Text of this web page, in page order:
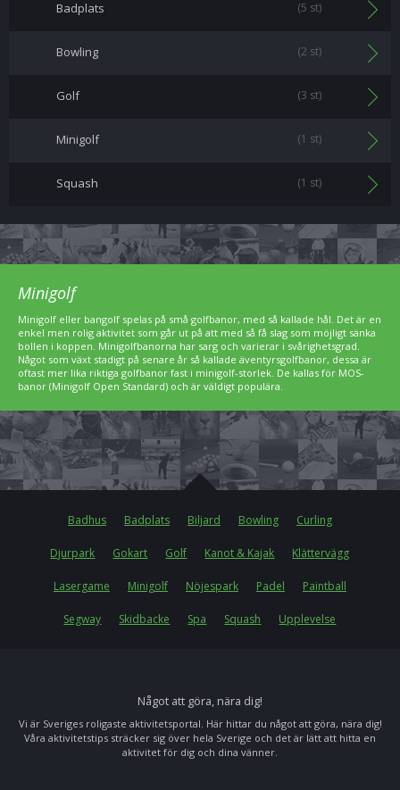
Badplats (5 st)
Bowling (2 st)
Golf (3 st)
Minigolf (1 st)
Squash (1 st)
Minigolf
Minigolf eller bangolf spelas på små golfbanor, med så kallade hål. Det är en
enkel men rolig aktivitet som går ut på att med så få slag som möjligt sänka
bollen i koppen. Minigolfbanorna har sarg och varierar i svårighetsgrad.
Något som växt stadigt på senare år så kallade äventyrsgolfbanor, dessa är
oftast mer lika riktiga golfbanor fast i minigolf-storlek. De kallas för MOS-
banor (Minigolf Open Standard) och är väldigt populära.
Badhus Badplats Biljard Bowling Curling
Djurpark Gokart Golf Kanot & Kajak Klättervägg
Lasergame Minigolf Nöjespark Padel Paintball
Segway Skidbacke Spa Squash Upplevelse
Något att göra, nära dig!
Vi är Sveriges roligaste aktivitetsportal. Här hittar du något att göra, nära dig!
Våra aktivitetstips sträcker sig över hela Sverige och det är lätt att hitta en
aktivitet för dig och dina vänner.